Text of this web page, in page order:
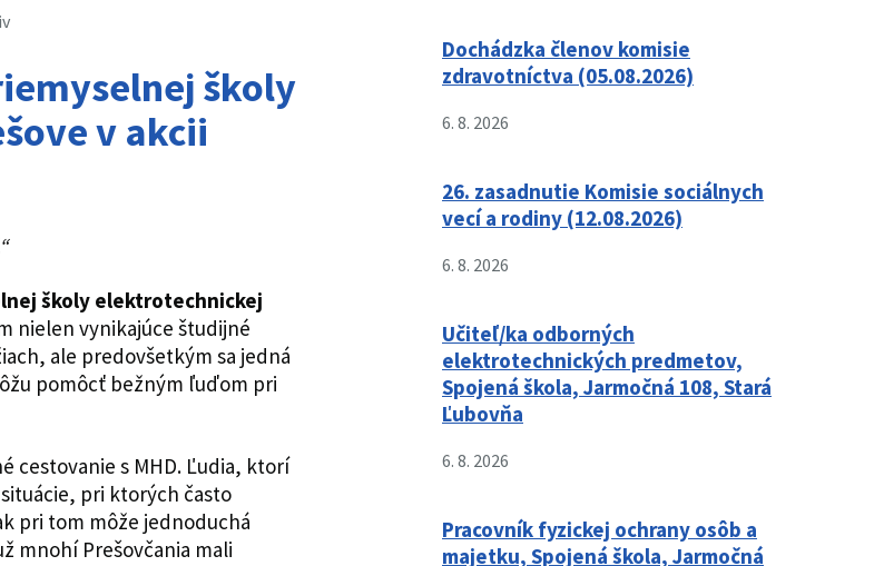
školy
v akcii
školy elektrotechnickej
nielen vynikajúce študijné
ale predovšetkým sa jedná
pomôcť bežným ľuďom pri
cestovanie s MHD. Ľudia, ktorí
pri ktorých často
pri tom môže jednoduchá
mnohí Prešovčania mali
Dochádzka členov komisie
zdravotníctva (05.08.2026)
6. 8. 2026
26. zasadnutie Komisie sociálnych
vecí a rodiny (12.08.2026)
6. 8. 2026
Učiteľ/ka odborných
elektrotechnických predmetov,
Spojená škola, Jarmočná 108, Stará
Ľubovňa
6. 8. 2026
Pracovník fyzickej ochrany osôb a
majetku, Spojená škola, Jarmočná